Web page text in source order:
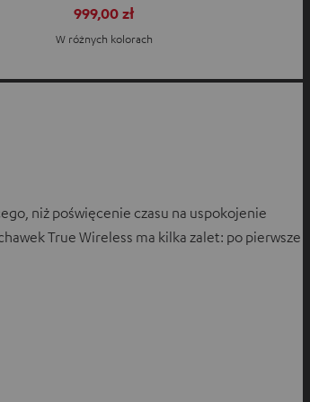
999,00 zł
W różnych kolorach
niż poświęcenie czasu na uspokojenie
True Wireless ma kilka zalet: po pierwsze